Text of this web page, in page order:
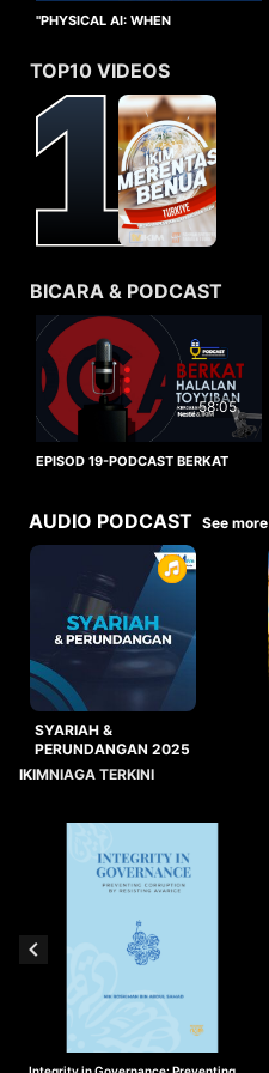
"PHYSICAL AI: WHEN
TOP10 VIDEOS
BICARA & PODCAST
58:05
EPISOD 19-PODCAST BERKAT
AUDIO PODCAST See more
SYARIAH &
PERUNDANGAN 2025
IKIMNIAGA TERKINI